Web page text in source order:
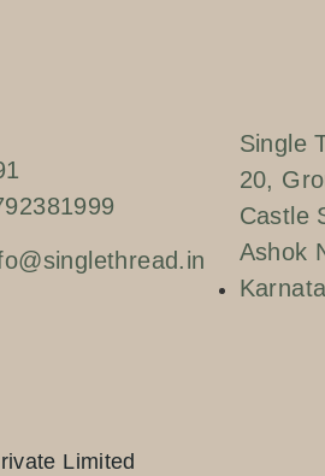
Single
20,
Castle
Ashok
Limited